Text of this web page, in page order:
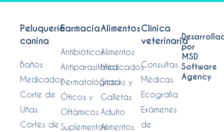
Peluquería
canina
Baños
Medicados
Corte de
Uñas
Cortes de
Farmacia
Antibióticos
Antiparasitarios
Dermatológicos
Óticos y
Oftámicos
Suplementos
Alimentos
Alimentos
Medicados
Snacks y
Galletas
Adulto
Alimentos
Clínica
veterinaria
Consultas
Médicas
Ecografía
Exámenes
de
por
MSD
Software
Agency